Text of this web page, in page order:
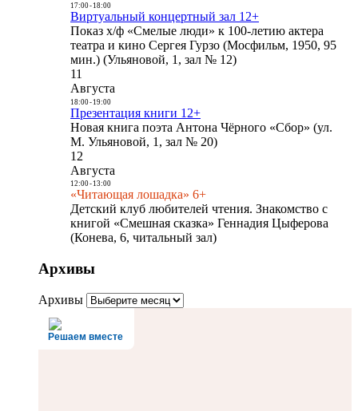
17:00- 18:00
Виртуальный концертный зал 12+
Показ х/ф «Смелые люди» к 100-летию актера
театра и кино Сергея Гурзо (Мосфильм, 1950, 95
мин.) (Ульяновой, 1, зал № 12)
11
Августа
18:00- 19:00
Презентация книги 12+
Новая книга поэта Антона Чёрного «Сбор» (ул.
М. Ульяновой, 1, зал № 20)
12
Августа
12:00- 13:00
«Читающая лошадка» 6+
Детский клуб любителей чтения. Знакомство с
книгой «Смешная сказка» Геннадия Цыферова
(Конева, 6, читальный зал)
Архивы
Архивы
Решаем вместе